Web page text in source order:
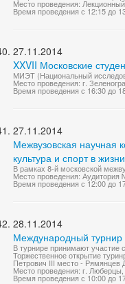
Место проведения:
Время проведения с 12:15 до
27.11.2014
XXVII Московские
МИЭТ (Национальный
Место проведения: г.
Время проведения с 16:30 до
27.11.2014
Межвузовская научная
культура и спорт в
В рамках 8-й московской
Место проведения:
Время проведения с 12:00 до
28.11.2014
Международный
В турнире принимают участие
Торжественное открытие
Петрович III место - Рямянцев
Место проведения: г.
Время проведения с 10:00 до